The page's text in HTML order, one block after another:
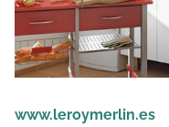
www.leroymerlin.es